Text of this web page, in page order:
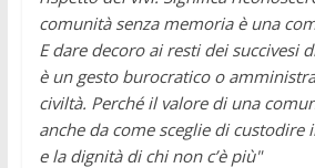
comunità senza memoria è una
E dare decoro ai resti dei succivesi
è un gesto burocratico o
civiltà. Perché il valore di una
anche da come sceglie di custodire
e la dignità di chi non c’è più"